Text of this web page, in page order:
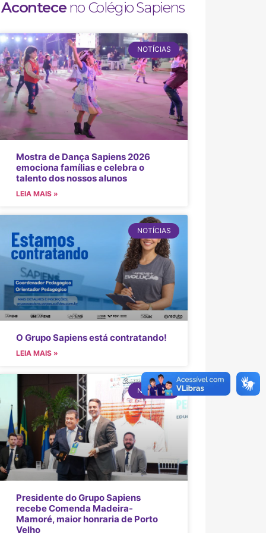
Aconteceno Colégio Sapiens
NOTÍCIAS
Mostra de Dança Sapiens 2026
emociona famílias e celebra o
talento dos nossos alunos
LEIA MAIS »
NOTÍCIAS
O Grupo Sapiens está contratando!
LEIA MAIS »
NOTÍCIAS
Presidente do Grupo Sapiens
recebe Comenda Madeira-
Mamoré, maior honraria de Porto
Velho